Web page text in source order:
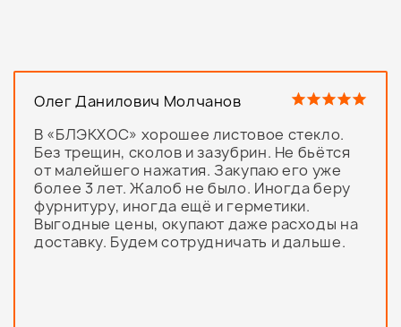
Олег Данилович Молчанов
В «БЛЭКХОС» хорошее листовое стекло.
Без трещин, сколов и зазубрин. Не бьётся
от малейшего нажатия. Закупаю его уже
более 3 лет. Жалоб не было. Иногда беру
фурнитуру, иногда ещё и герметики.
Выгодные цены, окупают даже расходы на
доставку. Будем сотрудничать и дальше.